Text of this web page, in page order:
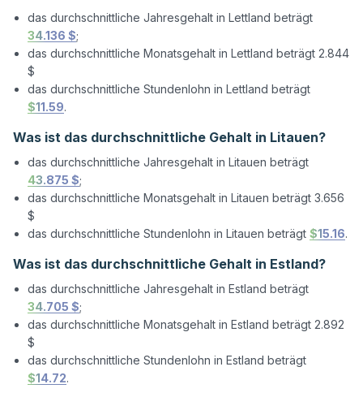
das durchschnittliche Jahresgehalt in Lettland beträgt
34.136 $;
das durchschnittliche Monatsgehalt in Lettland beträgt 2.844
$
das durchschnittliche Stundenlohn in Lettland beträgt
$11.59.
Was ist das durchschnittliche Gehalt in Litauen?
das durchschnittliche Jahresgehalt in Litauen beträgt
43.875 $;
das durchschnittliche Monatsgehalt in Litauen beträgt 3.656
$
das durchschnittliche Stundenlohn in Litauen beträgt $15.16.
Was ist das durchschnittliche Gehalt in Estland?
das durchschnittliche Jahresgehalt in Estland beträgt
34.705 $;
das durchschnittliche Monatsgehalt in Estland beträgt 2.892
$
das durchschnittliche Stundenlohn in Estland beträgt
$14.72.